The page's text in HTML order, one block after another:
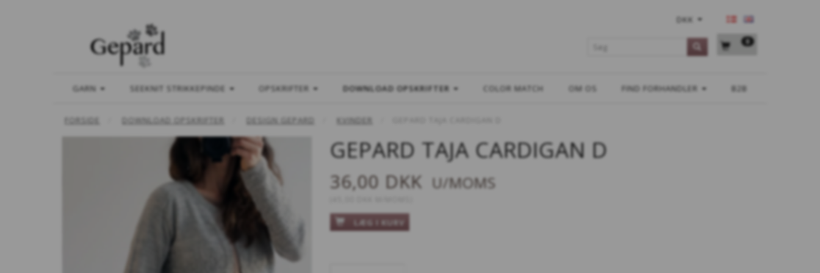
DKK
0
GARN SEEKNIT STRIKKEPINDE OPSKRIFTER DOWNLOAD OPSKRIFTER COLOR MATCH OM OS FIND FORHANDLER B2B
FORSIDE DOWNLOAD OPSKRIFTER DESIGN GEPARD KVINDER
GEPARD TAJA CARDIGAN D
36,00 DKK U/MOMS
LÆG I KURV